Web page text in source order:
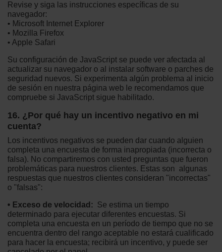
Revise y siga las instrucciones específicas de su
navegador:
• Microsoft Internet Explorer
• Mozilla Firefox
• Apple Safari
Su configuración de JavaScript se puede ver afectada al
actualizar su navegador o al instalar software o parches de
seguridad nuevos. Si experimenta algún problema al inicio
de sesión en nuestra página web le recomendamos que
compruebe si JavaScript sigue habilitado.
16. ¿Por qué hay un incentivo negativo en mi
cuenta?
Los incentivos negativos se pueden dar cuando alguien
completa una encuesta de forma inapropiada (incorrecta o
falsa). No compartiremos con usted preguntas que fueron
problemáticas para nuestros clientes. Estas son algunas
respuestas que nuestros clientes consideran "incorrectas"
o "falsas":
• Exceso de velocidad: Se estima un tiempo
determinado para ejecutar diferentes encuestas. Si
completa una encuesta en un período de tiempo que no se
encuentra dentro del rango aceptable no estará cualificado
para hacer la encuesta; recibirá un incentivo, y puede ser